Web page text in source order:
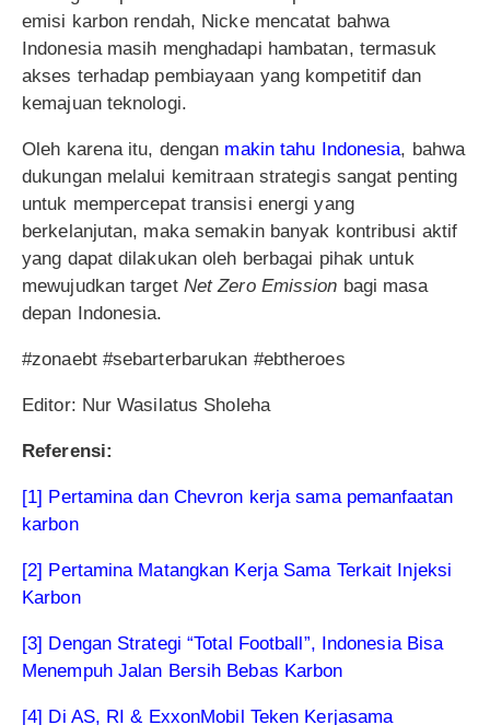
emisi karbon rendah, Nicke mencatat bahwa
Indonesia masih menghadapi hambatan, termasuk
akses terhadap pembiayaan yang kompetitif dan
kemajuan teknologi.
Oleh karena itu, dengan makin tahu Indonesia, bahwa
dukungan melalui kemitraan strategis sangat penting
untuk mempercepat transisi energi yang
berkelanjutan, maka semakin banyak kontribusi aktif
yang dapat dilakukan oleh berbagai pihak untuk
mewujudkan target Net Zero Emission bagi masa
depan Indonesia.
#zonaebt #sebarterbarukan #ebtheroes
Editor: Nur Wasilatus Sholeha
Referensi:
[1] Pertamina dan Chevron kerja sama pemanfaatan
karbon
[2] Pertamina Matangkan Kerja Sama Terkait Injeksi
Karbon
[3] Dengan Strategi “Total Football”, Indonesia Bisa
Menempuh Jalan Bersih Bebas Karbon
[4] Di AS, RI & ExxonMobil Teken Kerjasama